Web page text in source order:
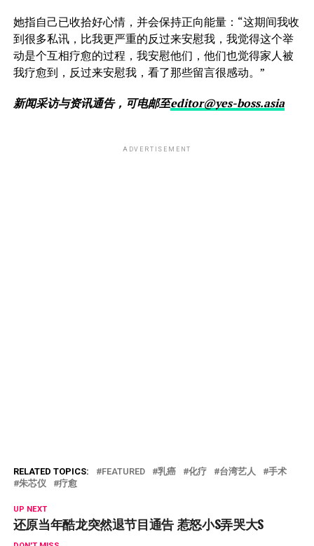
她指自己已收拾好心情，并会保持正向能量：“这期间我收
到很多私讯，比我更严重的反过来安慰我，我觉得这个举
动是个互相疗愈的过程，我安慰他们，他们也觉得家人被
我疗愈到，反过来安慰我，看了那些留言很感动。”
新闻采访与资讯通告，可电邮至editor@yes-boss.asia
ADVERTISEMENT
RELATED TOPICS: FEATURED 乳癌 化疗 台湾艺人
手术
朱芯仪
疗愈
UP NEXT
还原当年酷龙突然退节目通告 惹怒小S弄哭大S